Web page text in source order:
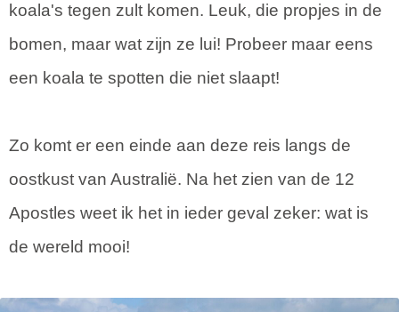
koala's tegen zult komen. Leuk, die propjes in de
bomen, maar wat zijn ze lui! Probeer maar eens
een koala te spotten die niet slaapt!
Zo komt er een einde aan deze reis langs de
oostkust van Australië. Na het zien van de 12
Apostles weet ik het in ieder geval zeker: wat is
de wereld mooi!